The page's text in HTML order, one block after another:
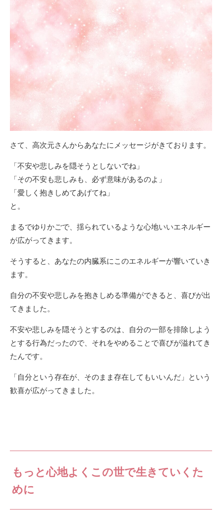
さて、高次元さんからあなたにメッセージがきております。
「不安や悲しみを隠そうとしないでね」
「その不安も悲しみも、必ず意味があるのよ」
「愛しく抱きしめてあげてね」
と。
まるでゆりかごで、揺られているような心地いいエネルギー
が広がってきます。
そうすると、あなたの内臓系にこのエネルギーが響いていき
ます。
自分の不安や悲しみを抱きしめる準備ができると、喜びが出
てきました。
不安や悲しみを隠そうとするのは、自分の一部を排除しよう
とする行為だったので、それをやめることで喜びが溢れてき
たんです。
「自分という存在が、そのまま存在してもいいんだ」という
歓喜が広がってきました。
もっと心地よくこの世で生きていくた
めに